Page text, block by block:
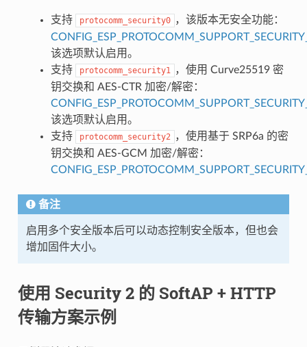
支持 protocomm_security0 ，该版本无安全功能：
该选项默认启用。
支持
protocomm_security1 ，使用 Curve25519 密
钥交换和 AES-CTR 加密/解密：
该选项默认启用。
支持
protocomm_security2 ，使用基于 SRP6a 的密
钥交换和 AES-GCM 加密/解密：
备注
启用多个安全版本后可以动态控制安全版本，但也会
增加固件大小。
使用 Security 2 的 SoftAP + HTTP
传输方案示例